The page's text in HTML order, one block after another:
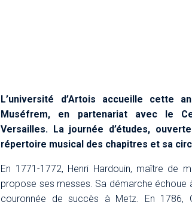
L’université d’Artois accueille cette
Muséfrem, en partenariat avec le
Versailles. La journée d’études,
répertoire musical des chapitres et sa
En 1771-1772, Henri Hardouin, maître de
propose ses messes. Sa démarche échoue
couronnée de succès à Metz. En 1786,